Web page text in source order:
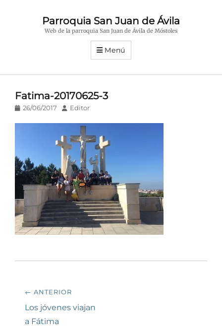
Parroquia San Juan de Ávila
Web de la parroquia San Juan de Ávila de Móstoles
Menú
Fatima-20170625-3
Publicado
26/06/2017 AutorEditor
Navegación
de
entradas
← ANTERIOR
Entrada
anterior:
Los jóvenes viajan
a Fátima